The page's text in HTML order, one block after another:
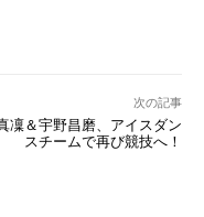
次の記事
凜＆宇野昌磨、アイスダン
スチームで再び競技へ！